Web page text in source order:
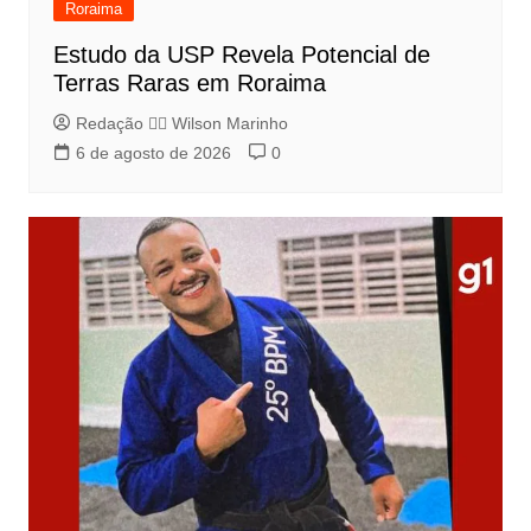
Roraima
Estudo da USP Revela Potencial de
Terras Raras em Roraima
Redação 👨‍⚖️​ Wilson Marinho
6 de agosto de 2026
0